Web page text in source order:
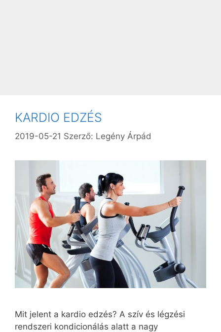
KARDIO EDZÉS
2019-05-21 Szerző: Legény Árpád
Mit jelent a kardio edzés? A szív és légzési
rendszeri kondicionálás alatt a nagy